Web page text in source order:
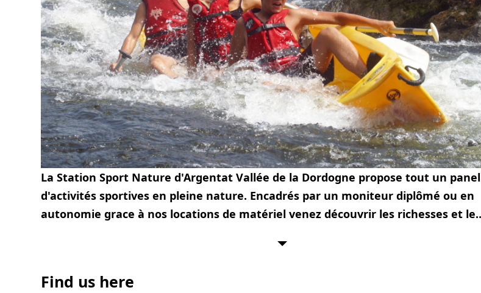
La Station Sport Nature d'Argentat Vallée de la Dordogne propose tout un panel
d'activités sportives en pleine nature. Encadrés par un moniteur diplômé ou en
autonomie grace à nos locations de matériel venez découvrir les richesses et le
Find us here